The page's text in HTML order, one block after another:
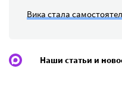
Вика стала
Наши статьи и